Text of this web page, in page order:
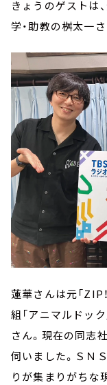
きょうのゲストは
学・助教の桝太一さ
蓮華さんは元「ZIP
組「アニマルドッ
さん。現在の同志
伺いました。ＳＮ
りが集まりがちな